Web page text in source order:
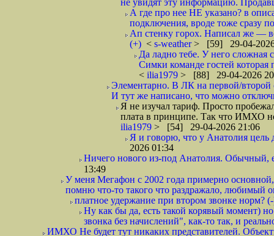
не увидят эту информацию.
А где про нее НЕ указано? в
подключения, вроде тоже сразу
Ап стенку горох. Написал же —
(+) < s-weather> [59] 29-04-
Да ладно тебе. У него сложная
Симки команде гостей которая
< ilia1979 > [88] 29-04-2026
Элементарно. В ЛК на первой/второй
И тут же написано, что можно
Я не изучал тариф. Просто
плата в принципе. Так что ИМХО
ilia1979 > [54] 29-04-2026 21:06
Я и говорю, что у Анатолия цель
2026 01:34
Ничего нового из-под Анатолия. Обычный,
13:49
У меня Мегафон с 2002 года примерно
помню что-то такого что раздражало, любимый
платное удержание при втором звонке норм?
Ну как бы да, есть такой корявый момент)
звонка без начислений", как-то так, и
ИМХО Не будет тут никаких представителей.